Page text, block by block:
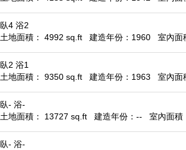
臥4 浴2
土地面積： 4992 sq.ft
建造年份：1960 室內面
臥2 浴1
土地面積： 9350 sq.ft
建造年份：1963 室內面
臥- 浴-
土地面積： 13727 sq.ft
建造年份：-- 室內面積
臥- 浴-